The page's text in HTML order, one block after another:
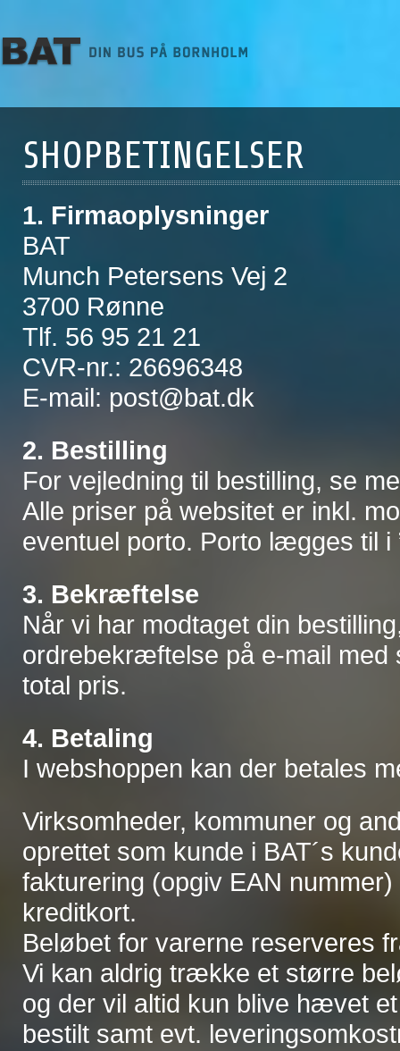
SHOPBETINGELSER
1. Firmaoplysninger
BAT
Munch Petersens Vej 2
3700 Rønne
Tlf. 56 95 21 21
CVR-nr.: 26696348
E-mail: post@bat.dk
2. Bestilling
For vejledning til bestilling, se
Alle priser på websitet er inkl.
eventuel porto. Porto lægges til i
3. Bekræftelse
Når vi har modtaget din
ordrebekræftelse på e-mail med
total pris.
4. Betaling
I webshoppen kan der betales
Virksomheder, kommuner og
oprettet som kunde i BAT´s
fakturering (opgiv EAN
kreditkort.
Beløbet for varerne reserveres
Vi kan aldrig trække et større
og der vil altid kun blive hævet
bestilt samt evt.